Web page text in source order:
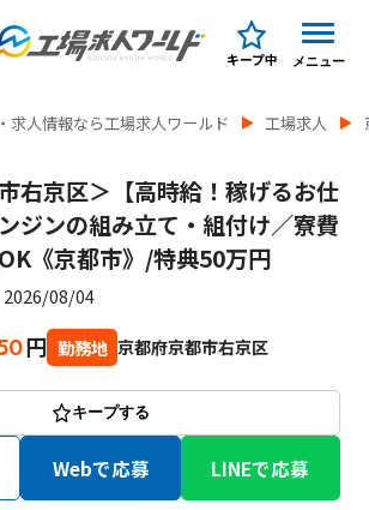
キープ中 メニュー
求人情報なら工場求人ワールド 工場求人
右京区＞【高時給！稼げるお仕
ジンの組み立て・組付け／寮費
《京都市》/特典50万円
2026/08/04
円 勤務地 京都府京都市右京区
キープする
Webで応募 LINEで応募